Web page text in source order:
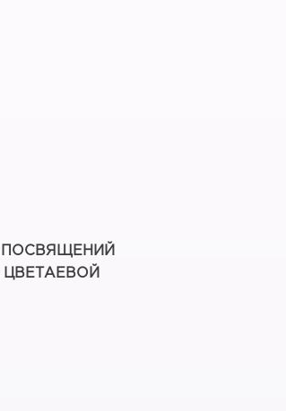
ПОСВЯЩЕНИЙ
ЦВЕТАЕВОЙ